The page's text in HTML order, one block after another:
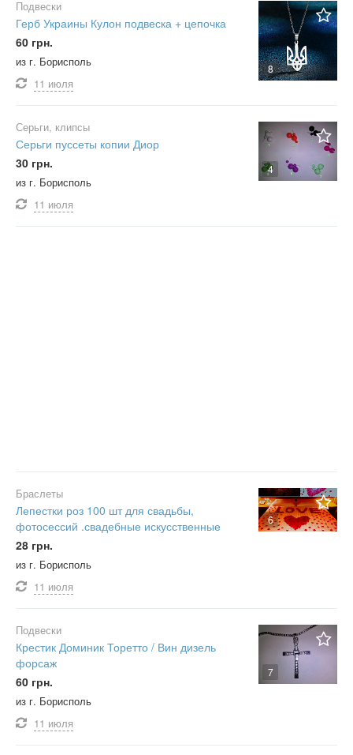
8
Подвески
Герб Украины Кулон подвеска + цепочка
60 грн.
из г. Борисполь
11 июля
4
Серьги, клипсы
Серьги пуссеты копии Диор
30 грн.
из г. Борисполь
11 июля
6
Браслеты
Лепестки роз 100 шт для свадьбы,
фотосессий .свадебные искусственные
28 грн.
из г. Борисполь
11 июля
7
Подвески
Крестик Доминик Торетто / Вин дизель
форсаж
60 грн.
из г. Борисполь
11 июля